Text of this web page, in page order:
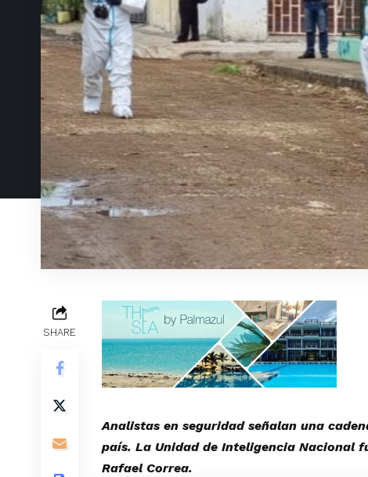
SHARE
Analistas en seguridad señalan una
país. La Unidad de Inteligencia Nacional
Rafael Correa.